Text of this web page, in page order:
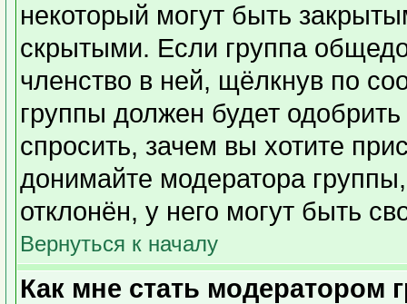
некоторый могут быть
скрытыми. Если группа
членство в ней, щёлкнув по
группы должен будет
спросить, зачем вы хотите
донимайте модератора
отклонён, у него могут быть
Вернуться к началу
Как мне стать модератором